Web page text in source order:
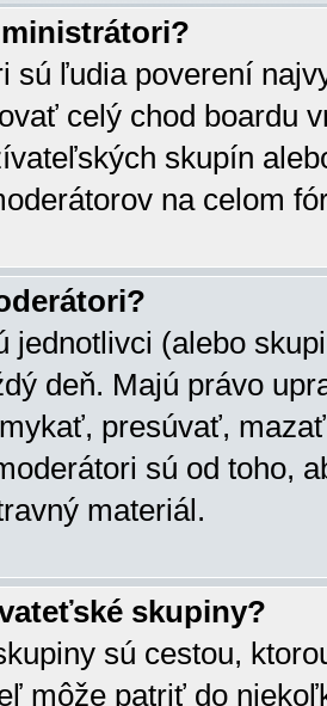
sú ľudia poverení
celý chod boardu
skupín
na celom
jednotlivci (alebo
deň. Majú právo
presúvať,
sú od toho,
materiál.
skupiny?
sú cestou,
môže patriť do